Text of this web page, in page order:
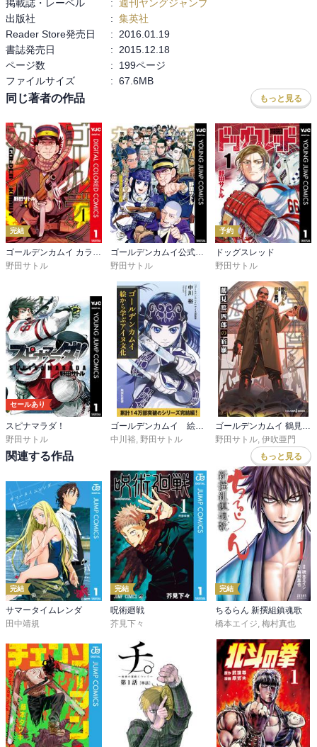
掲載誌・レーベル : 週刊ヤングジャンプ
出版社
: 集英社
Reader Store発売日
:
2016.01.19
書誌発売日
:
2015.12.18
ページ数
:
199ページ
ファイルサイズ
: 67.6MB
同じ著者の作品 もっと見る
完結
ゴールデンカムイ カラー版
野田サトル
ゴールデンカムイ公式ファンブック 探究者たちの記録
野田サトル
予約
ドッグスレッド
野田サトル
セールあり
スピナマラダ！
野田サトル
中川裕 野田サトル
野田サトル 伊吹亜門
関連する作品 もっと見る
完結
サマータイムレンダ
田中靖規
完結
呪術廻戦
芥見下々
完結
ちるらん 新撰組鎮魂歌
橋本エイジ, 梅村真也